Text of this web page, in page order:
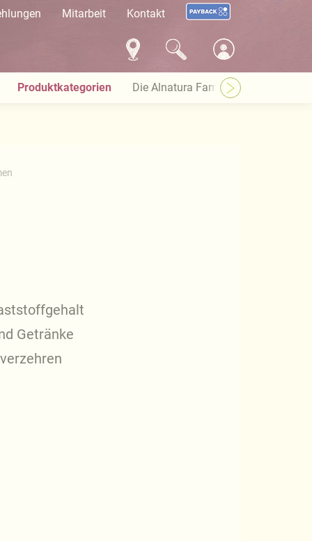
Mitarbeit Kontakt
Produktkategorien Die Alnatura Familie
Getränke